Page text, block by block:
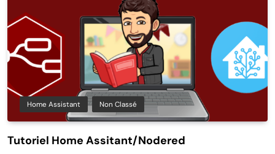
Home Assistant Non Classé
Tutoriel Home Assitant/Nodered